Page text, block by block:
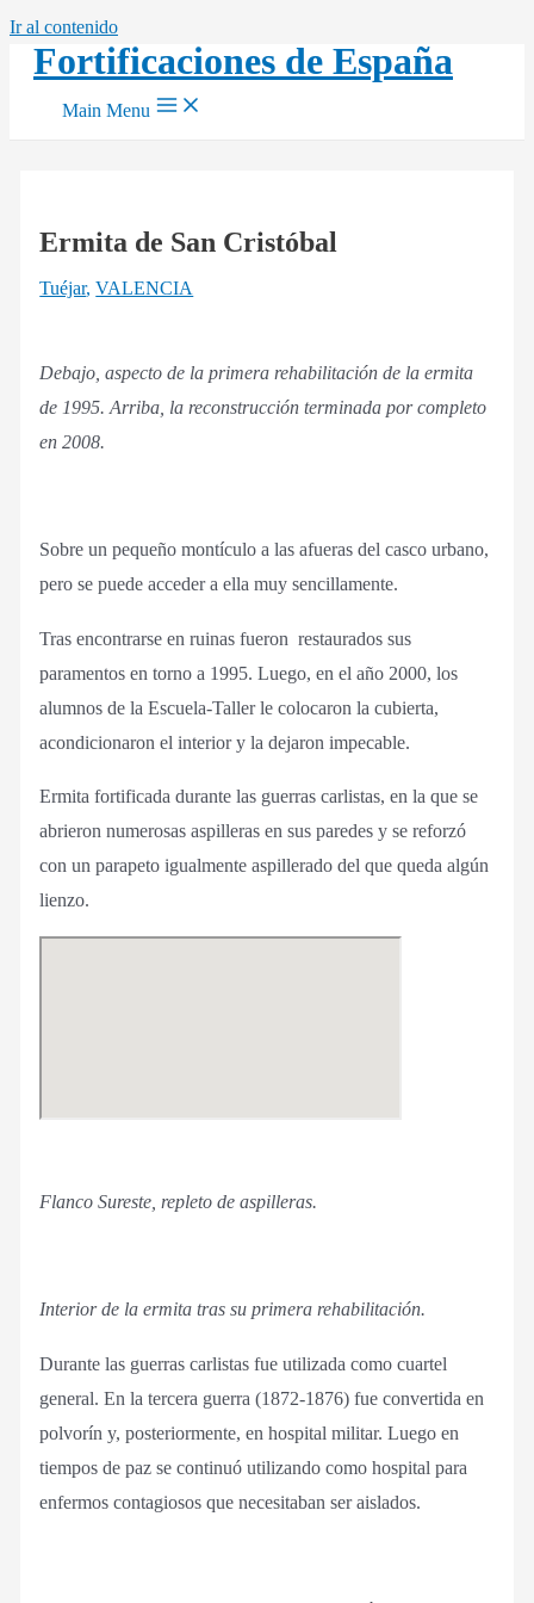
Ir al contenido
Fortificaciones de España
Main Menu
Ermita de San Cristóbal
Tuéjar,VALENCIA
Debajo, aspecto de la primera rehabilitación de la ermita
de 1995. Arriba, la reconstrucción terminada por completo
en 2008.
Sobre un pequeño montículo a las afueras del casco urbano,
pero se puede acceder a ella muy sencillamente.
Tras encontrarse en ruinas fueron restaurados sus
paramentos en torno a 1995. Luego, en el año 2000, los
alumnos de la Escuela-Taller le colocaron la cubierta,
acondicionaron el interior y la dejaron impecable.
Ermita fortificada durante las guerras carlistas, en la que se
abrieron numerosas aspilleras en sus paredes y se reforzó
con un parapeto igualmente aspillerado del que queda algún
lienzo.
Flanco Sureste, repleto de aspilleras.
Interior de la ermita tras su primera rehabilitación.
Durante las guerras carlistas fue utilizada como cuartel
general. En la tercera guerra (1872-1876) fue convertida en
polvorín y, posteriormente, en hospital militar. Luego en
tiempos de paz se continuó utilizando como hospital para
enfermos contagiosos que necesitaban ser aislados.